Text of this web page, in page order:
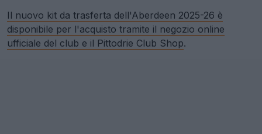
Il nuovo kit da trasferta dell'Aberdeen 2025-26 è
disponibile per l'acquisto tramite il negozio online
ufficiale del club e il Pittodrie Club Shop.